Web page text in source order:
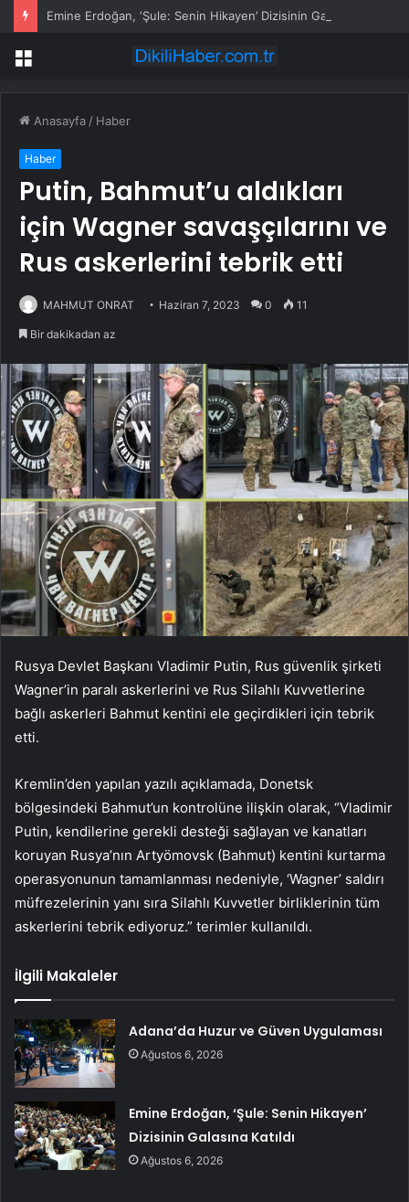
Menü
Anasayfa / Haber
Haber
Putin, Bahmut’u aldıkları
için Wagner savaşçılarını ve
Rus askerlerini tebrik etti
MAHMUT ONRAT Haziran 7, 2023 0 11
Bir dakikadan az
Rusya Devlet Başkanı Vladimir Putin, Rus güvenlik şirketi
Wagner’in paralı askerlerini ve Rus Silahlı Kuvvetlerine
bağlı askerleri Bahmut kentini ele geçirdikleri için tebrik
etti.
Kremlin’den yapılan yazılı açıklamada, Donetsk
bölgesindeki Bahmut’un kontrolüne ilişkin olarak, “Vladimir
Putin, kendilerine gerekli desteği sağlayan ve kanatları
koruyan Rusya’nın Artyömovsk (Bahmut) kentini kurtarma
operasyonunun tamamlanması nedeniyle, ‘Wagner’ saldırı
müfrezelerinin yanı sıra Silahlı Kuvvetler birliklerinin tüm
askerlerini tebrik ediyoruz.” terimler kullanıldı.
İlgili Makaleler
Adana’da Huzur ve Güven Uygulaması
Ağustos 6, 2026
Emine Erdoğan, ‘Şule: Senin Hikayen’
Dizisinin Galasına Katıldı
Ağustos 6, 2026